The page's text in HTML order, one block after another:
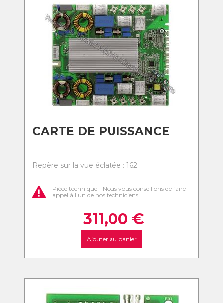
CARTE DE PUISSANCE
Repère sur la vue éclatée : 162
Pièce technique - Nous vous conseillons de faire
appel à l'un de nos techniciens
311,00 €
Ajouter au panier